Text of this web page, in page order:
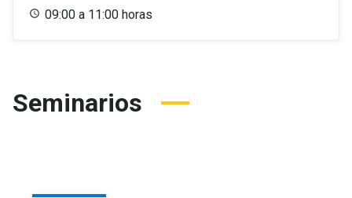
09:00 a 11:00 horas
Seminarios